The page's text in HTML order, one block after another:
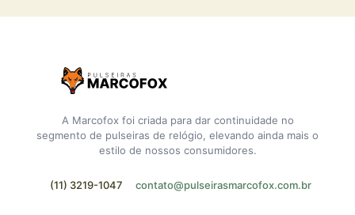
A Marcofox foi criada para dar continuidade no
segmento de pulseiras de relógio, elevando ainda mais o
estilo de nossos consumidores.
(11) 3219-1047 contato@pulseirasmarcofox.com.br